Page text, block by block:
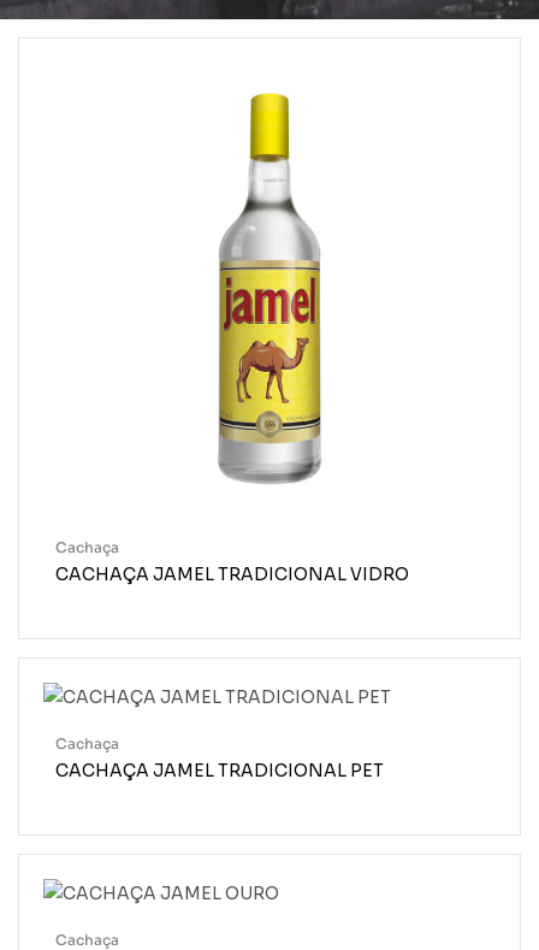
CACHAÇA JAMEL TRADICIONAL VIDRO
Cachaça
CACHAÇA JAMEL TRADICIONAL PET
Cachaça
Cachaça